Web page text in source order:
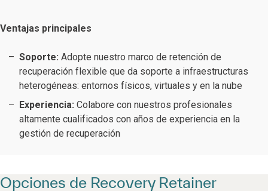
Ventajas principales
Soporte: Adopte nuestro marco de retención de
recuperación flexible que da soporte a infraestructuras
heterogéneas: entornos físicos, virtuales y en la nube
Experiencia: Colabore con nuestros profesionales
altamente cualificados con años de experiencia en la
gestión de recuperación
Opciones de Recovery Retainer